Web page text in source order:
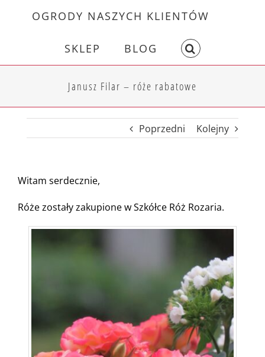
OGRODY NASZYCH KLIENTÓW
SKLEP BLOG
Janusz Filar – róże rabatowe
Poprzedni Kolejny
Witam serdecznie,
Róże zostały zakupione w Szkółce Róż Rozaria.